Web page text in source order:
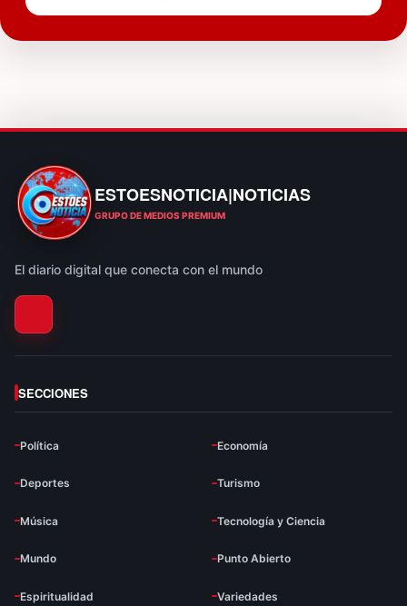
ESTOESNOTICIA|NOTICIAS
ESTOESNOTICIA|NOTICIAS
GRUPO DE MEDIOS PREMIUM
El diario digital que conecta con el mundo
SECCIONES
Política Economía
Deportes Turismo
Música Tecnología y Ciencia
Mundo Punto Abierto
Espiritualidad Variedades